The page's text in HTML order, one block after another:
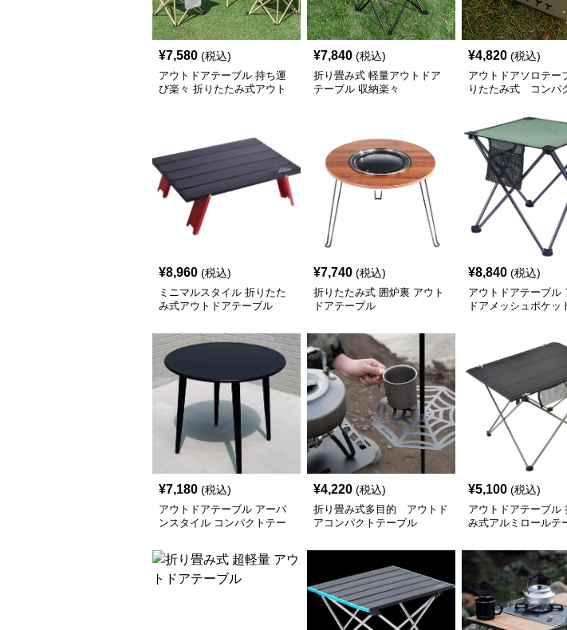
¥7,580 (税込)
アウトドアテーブル 持ち運
び楽々 折りたたみ式アウト
¥7,840 (税込)
折り畳み式 軽量アウトドア
テーブル 収納楽々
¥4,820 (税込)
アウトドアソロテー
りたたみ式 コンパ
¥8,960 (税込)
ミニマルスタイル 折りたた
み式アウトドアテーブル
¥7,740 (税込)
折りたたみ式 囲炉裏 アウト
ドアテーブル
¥8,840 (税込)
アウトドアテーブル
ドアメッシュポケッ
¥7,180 (税込)
アウトドアテーブル アーバ
ンスタイル コンパクトテー
¥4,220 (税込)
折り畳み式多目的 アウトド
アコンパクトテーブル
¥5,100 (税込)
アウトドアテーブル
み式アルミロールテ